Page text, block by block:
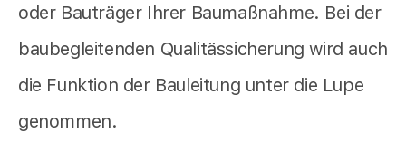
oder Bauträger Ihrer Baumaßnahme. Bei der
baubegleitenden Qualitässicherung wird auch
die Funktion der Bauleitung unter die Lupe
genommen.